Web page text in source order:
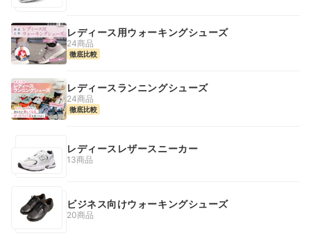
レディース用ウォーキングシューズ
24商品
徹底比較
レディースランニングシューズ
24商品
徹底比較
レディースレザースニーカー
13商品
ビジネス向けウォーキングシューズ
20商品